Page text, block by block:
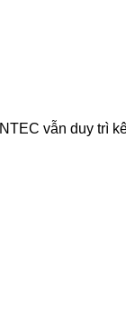
vẫn duy trì